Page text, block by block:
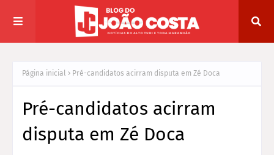
Página inicial Pré-candidatos acirram disputa em Zé Doca
Pré-candidatos acirram
disputa em Zé Doca